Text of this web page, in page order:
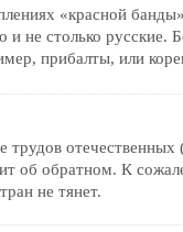
«красной
и не столько русские.
прибалты, или
трудов
об обратном. К
не тянет.